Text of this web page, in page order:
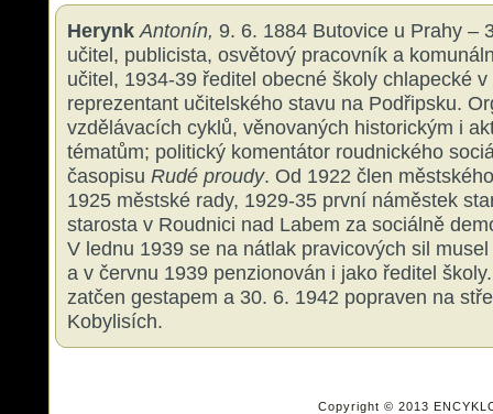
Herynk Antonín, 9. 6. 1884 Butovice u Prahy –
učitel, publicista, osvětový pracovník a
učitel, 1934-39 ředitel obecné školy chlapecké
reprezentant učitelského stavu na Podřipsku.
vzdělávacích cyklů, věnovaných historickým i
tématům; politický komentátor roudnického
časopisu Rudé proudy. Od 1922 člen
1925 městské rady, 1929-35 první náměstek
starosta v Roudnici nad Labem za sociálně
V lednu 1939 se na nátlak pravicových sil
a v červnu 1939 penzionován i jako ředitel
zatčen gestapem a 30. 6. 1942 popraven na
Kobylisích.
Copyright © 2013